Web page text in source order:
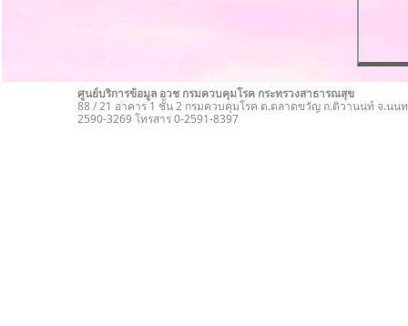
ศูนย์บริการข้อมูล อวช กรมควบคุมโรค กระทรวงสาธารณสุข
88 / 21 อาคาร 1 ชั้น 2 กรมควบคุมโรค ต.ตลาดขวัญ ถ.ติวานนท์ จ.นน
2590-3269 โทรสาร 0-2591-8397